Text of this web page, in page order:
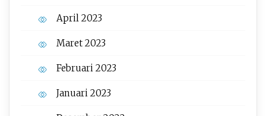
April 2023
Maret 2023
Februari 2023
Januari 2023